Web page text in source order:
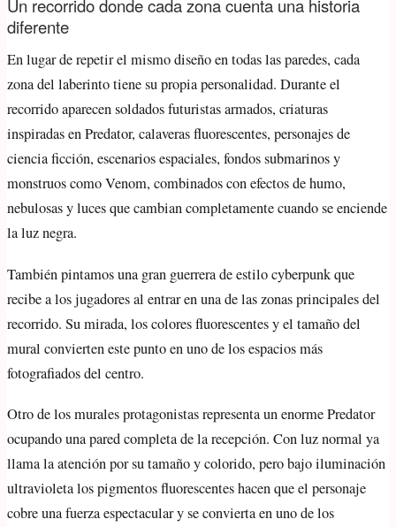
Un recorrido donde cada zona cuenta una historia
diferente
En lugar de repetir el mismo diseño en todas las paredes, cada
zona del laberinto tiene su propia personalidad. Durante el
recorrido aparecen soldados futuristas armados, criaturas
inspiradas en Predator, calaveras fluorescentes, personajes de
ciencia ficción, escenarios espaciales, fondos submarinos y
monstruos como Venom, combinados con efectos de humo,
nebulosas y luces que cambian completamente cuando se enciende
la luz negra.
También pintamos una gran guerrera de estilo cyberpunk que
recibe a los jugadores al entrar en una de las zonas principales del
recorrido. Su mirada, los colores fluorescentes y el tamaño del
mural convierten este punto en uno de los espacios más
fotografiados del centro.
Otro de los murales protagonistas representa un enorme Predator
ocupando una pared completa de la recepción. Con luz normal ya
llama la atención por su tamaño y colorido, pero bajo iluminación
ultravioleta los pigmentos fluorescentes hacen que el personaje
cobre una fuerza espectacular y se convierta en uno de los